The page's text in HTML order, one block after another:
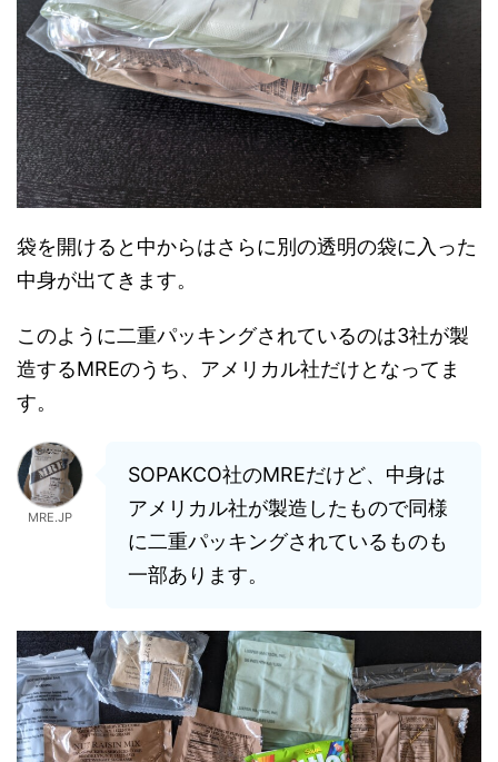
袋を開けると中からはさらに別の透明の袋に入った
中身が出てきます。
このように二重パッキングされているのは3社が製
造するMREのうち、アメリカル社だけとなってま
す。
MRE.JP
SOPAKCO社のMREだけど、中身は
アメリカル社が製造したもので同様
に二重パッキングされているものも
一部あります。